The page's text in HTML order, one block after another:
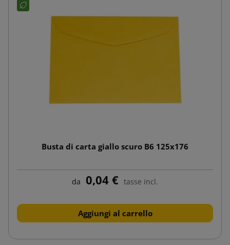
Busta di carta giallo scuro B6 125x176
da 0,04 € tasse incl.
Aggiungi al carrello